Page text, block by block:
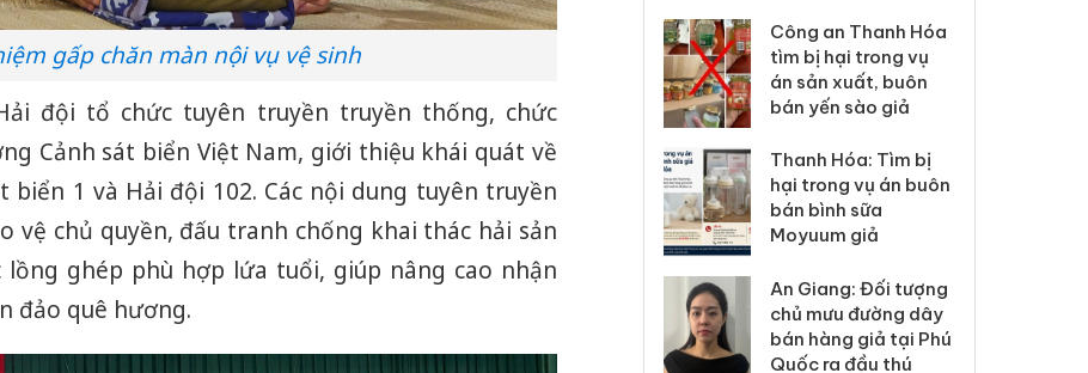
gấp chăn màn nội vụ vệ sinh
đội tổ chức tuyên truyền truyền thống, chức
Cảnh sát biển Việt Nam, giới thiệu khái quát về
biển 1 và Hải đội 102. Các nội dung tuyên truyền
vệ chủ quyền, đấu tranh chống khai thác hải sản
ghép phù hợp lứa tuổi, giúp nâng cao nhận
đảo quê hương.
Công an Thanh Hóa
bán yến sào giả
Thanh Hóa: Tìm bị
hại trong vụ án buôn
bán bình sữa
Moyuum giả
An Giang: Đối tượng
Lào Cai xử lý 83 vụ vi
phạm thương mại
trong tháng 7
Hưng Yên: Xử lý 6 hộ
kinh doanh bán hàng
giả mạo nhãn hiệu
Adidas, Nike
Cà Mau: Tiêu hủy
công khai hàng ngàn
sản phẩm nhập lậu,
bảo vệ môi trường